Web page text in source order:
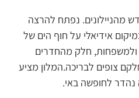
מהניילונים. נפתח להרצה
2023. המלון במיקום אידיאלי על חוף הים של
ולמשפחות, חלק מהחדרים
צופים לבריכה.המלון מציע
נהדר לחופשה באי.